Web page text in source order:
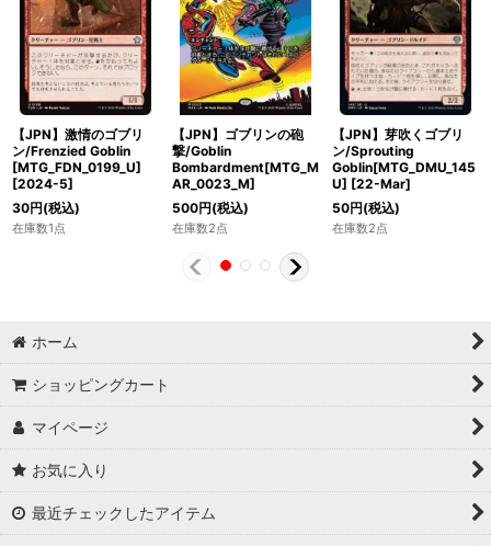
【JPN】激情のゴブリ
ン/Frenzied Goblin
[MTG_FDN_0199_U]
[2024-5]
30円(税込)
在庫数1点
【JPN】ゴブリンの砲
撃/Goblin
Bombardment[MTG_M
AR_0023_M]
500円(税込)
在庫数2点
【JPN】芽吹くゴブリ
ン/Sprouting
Goblin[MTG_DMU_145
U] [22-Mar]
50円(税込)
在庫数2点
ホーム
ショッピングカート
マイページ
お気に入り
最近チェックしたアイテム